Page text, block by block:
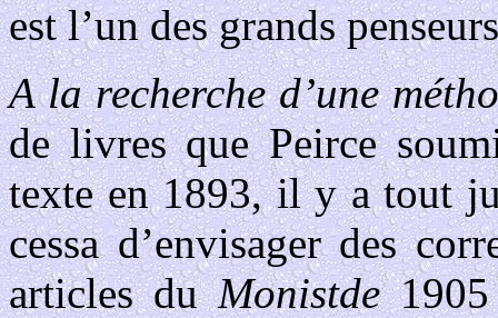
est l’un des grands
A la recherche d’une
de livres que Peirce
texte en 1893, il y a tout
cessa d’envisager des
articles duMonistde